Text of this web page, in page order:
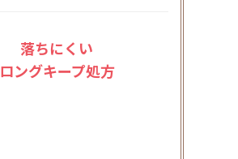
落ちにくい
ロングキープ処方